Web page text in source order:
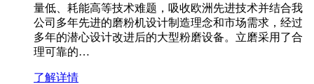
量低、耗能高等技术难题，吸收欧洲先进技术并结合我
公司多年先进的磨粉机设计制造理念和市场需求，经过
多年的潜心设计改进后的大型粉磨设备。立磨采用了合
理可靠的…
了解详情